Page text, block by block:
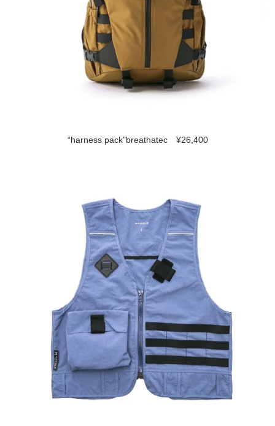
“harness pack”breathatec ¥26,400